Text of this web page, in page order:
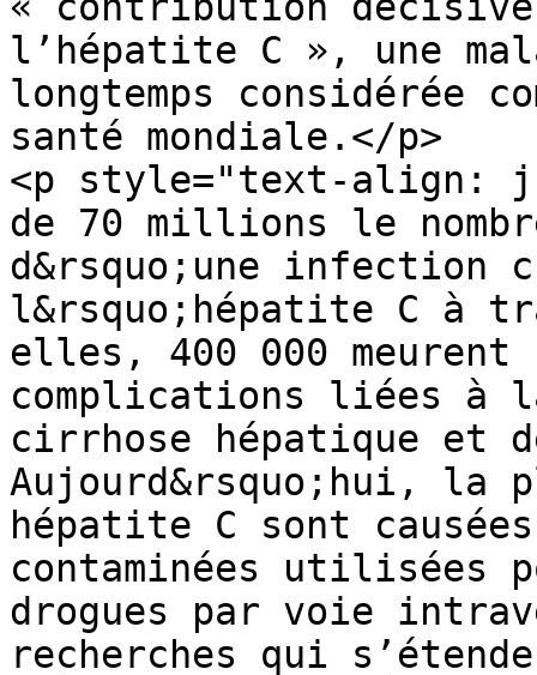
l’hépatite C », une
longtemps considérée
santé mondiale.</p>
<p style="text-align:
de 70 millions le
d&rsquo;une infection
l&rsquo;hépatite C à
elles, 400 000 meurent
complications liées à
cirrhose hépatique et
Aujourd&rsquo;hui, la
hépatite C sont
contaminées utilisées
drogues par voie
recherches qui